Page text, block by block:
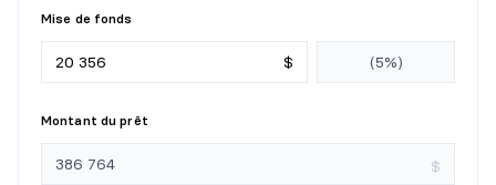
Dimensions :
CUISINE
Mise de fonds
$
Montant du prêt
$